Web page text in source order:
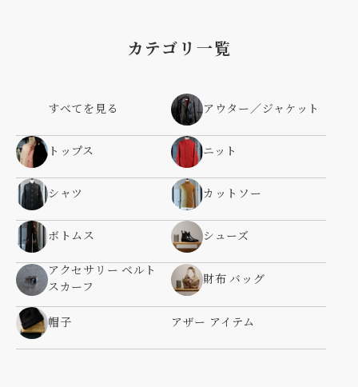
カテゴリ一覧
すべてを見る アウター／ジャケット
トップス ニット
シャツ カットソー
ボトムス シューズ
アクセサリー ベルト
スカーフ
財布 バッグ
帽子 アザー アイテム